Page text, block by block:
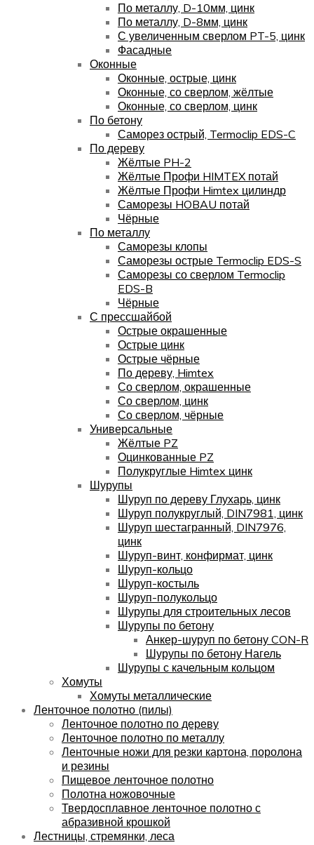
По металлу, D-10мм, цинк
По металлу, D-8мм, цинк
С увеличенным сверлом PT-5, цинк
Фасадные
Оконные
Оконные, острые, цинк
Оконные, со сверлом, жёлтые
Оконные, со сверлом, цинк
По бетону
Саморез острый, Termoclip EDS-C
По дереву
Жёлтые PH-2
Жёлтые Профи HIMTEX потай
Жёлтые Профи Himtex цилиндр
Саморезы HOBAU потай
Чёрные
По металлу
Саморезы клопы
Саморезы острые Termoclip EDS-S
Саморезы со сверлом Termoclip
EDS-B
Чёрные
С прессшайбой
Острые окрашенные
Острые цинк
Острые чёрные
По дереву, Himtex
Со сверлом, окрашенные
Со сверлом, цинк
Со сверлом, чёрные
Универсальные
Жёлтые PZ
Оцинкованные PZ
Полукруглые Himtex цинк
Шурупы
Шуруп по дереву Глухарь, цинк
Шуруп полукруглый, DIN7981, цинк
Шуруп шестагранный, DIN7976,
цинк
Шуруп-винт, конфирмат, цинк
Шуруп-кольцо
Шуруп-костыль
Шуруп-полукольцо
Шурупы для строительных лесов
Шурупы по бетону
Анкер-шуруп по бетону CON-R
Шурупы по бетону Нагель
Шурупы с качельным кольцом
Хомуты
Хомуты металлические
Ленточное полотно (пилы)
Ленточное полотно по дереву
Ленточное полотно по металлу
Ленточные ножи для резки картона, поролона
и резины
Пищевое ленточное полотно
Полотна ножовочные
Твердосплавное ленточное полотно с
абразивной крошкой
Лестницы, стремянки, леса